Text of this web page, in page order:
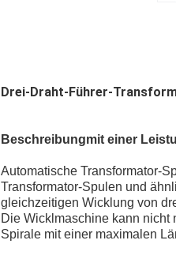
Drei-Draht-Führer-
Beschreibungmit einer
Automatische Transformator-
Transformator-Spulen und
gleichzeitigen Wicklung von
Die Wicklmaschine kann nicht
Spirale mit einer maximalen